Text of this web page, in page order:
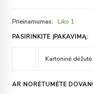
Prieinamumas: Liko 1
PASIRINKITE ĮPAKAVIMĄ:
AR NORĖTUMĖTE